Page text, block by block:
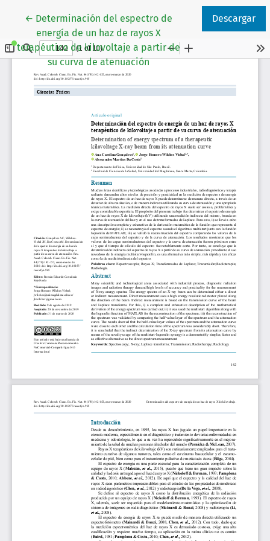
← Volver a los detalles del artículo
Determinación del espectro de
energía de un haz de rayos X
terapéutico de kilovoltaje a partir de
su curva de atenuación
Descargar